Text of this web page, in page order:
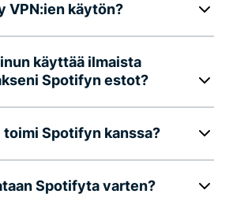
VPN:ien käytön?
käyttää ilmaista
Spotifyn estot?
toimi Spotifyn kanssa?
Spotifyta varten?